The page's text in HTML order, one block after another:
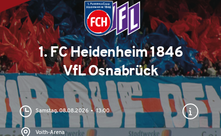
1. FC Heidenheim 1846
VfL Osnabrück
Samstag, 08.08.2026 13:00
Voith-Arena